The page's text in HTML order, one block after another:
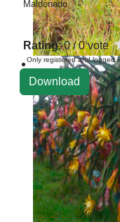
Maldonado.
Rating: 0 / 0 vote
Only registered and logged